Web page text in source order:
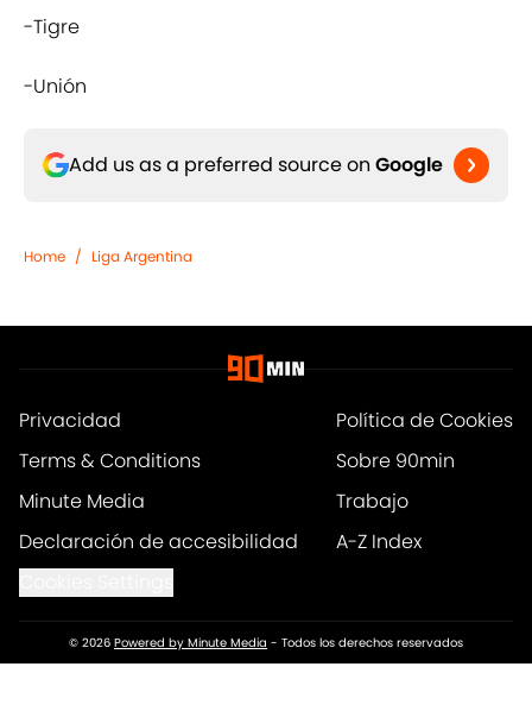
-Tigre
-Unión
Add us as a preferred source on Google
Home / Liga Argentina
Privacidad
Política de Cookies
Terms & Conditions
Sobre 90min
Minute Media
Trabajo
Declaración de accesibilidad
A-Z Index
© 2026 Powered by Minute Media - Todos los derechos reservados